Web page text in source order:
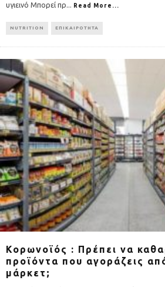
υγιεινό Μπορεί πρ... Read More...
NUTRITION ΕΠΙΚΑΙΡΟΤΗΤΑ
Κορωνοϊός : Πρέπει να
προϊόντα που αγοράζεις
μάρκετ;